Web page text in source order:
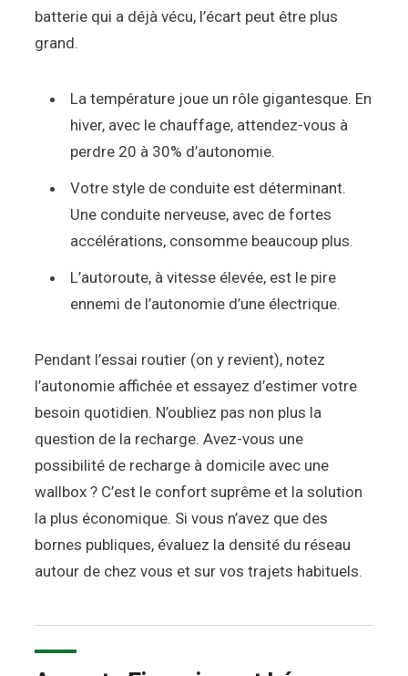
batterie qui a déjà vécu, l’écart peut être plus
grand.
La température joue un rôle gigantesque. En
hiver, avec le chauffage, attendez-vous à
perdre 20 à 30% d’autonomie.
Votre style de conduite est déterminant.
Une conduite nerveuse, avec de fortes
accélérations, consomme beaucoup plus.
L’autoroute, à vitesse élevée, est le pire
ennemi de l’autonomie d’une électrique.
Pendant l’essai routier (on y revient), notez
l’autonomie affichée et essayez d’estimer votre
besoin quotidien. N’oubliez pas non plus la
question de la recharge. Avez-vous une
possibilité de recharge à domicile avec une
wallbox ? C’est le confort suprême et la solution
la plus économique. Si vous n’avez que des
bornes publiques, évaluez la densité du réseau
autour de chez vous et sur vos trajets habituels.